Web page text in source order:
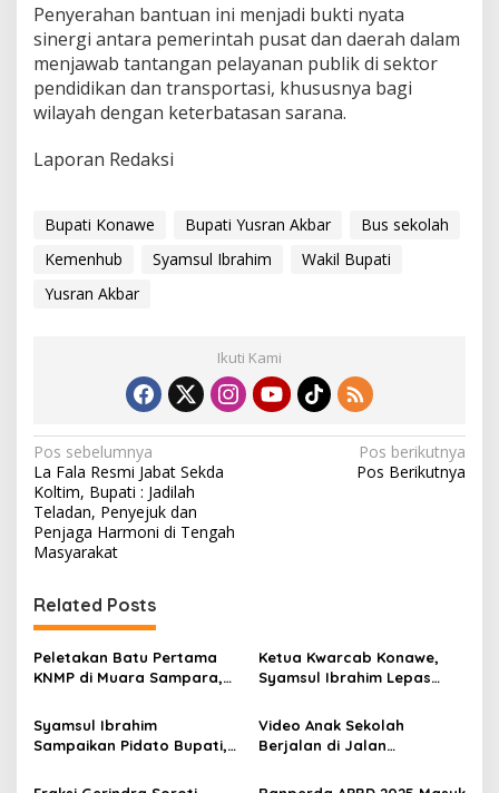
Penyerahan bantuan ini menjadi bukti nyata
sinergi antara pemerintah pusat dan daerah dalam
menjawab tantangan pelayanan publik di sektor
pendidikan dan transportasi, khususnya bagi
wilayah dengan keterbatasan sarana.
Laporan Redaksi
Bupati Konawe Bupati Yusran Akbar
Bus sekolah
Kemenhub
Syamsul Ibrahim
Wakil Bupati
Yusran Akbar
Ikuti Kami
N
a
v
i
a
s
i
o
Pos sebelumnya
La Fala Resmi Jabat Sekda
Koltim, Bupati : Jadilah
Teladan, Penyejuk dan
Penjaga Harmoni di Tengah
Masyarakat
Pos berikutnya
Pos Berikutnya
Related Posts
Peletakan Batu Pertama
KNMP di Muara Sampara,
Jemput Program Pusat
Ketua Kwarcab Konawe,
Syamsul Ibrahim Lepas
Syamsul Ibrahim
Sampaikan Pidato Bupati,
Daerah Harus Semakin
Video Anak Sekolah
Berjalan di Jalan
Bupati, Yusran Akbar